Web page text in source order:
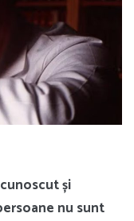
și
nu sunt